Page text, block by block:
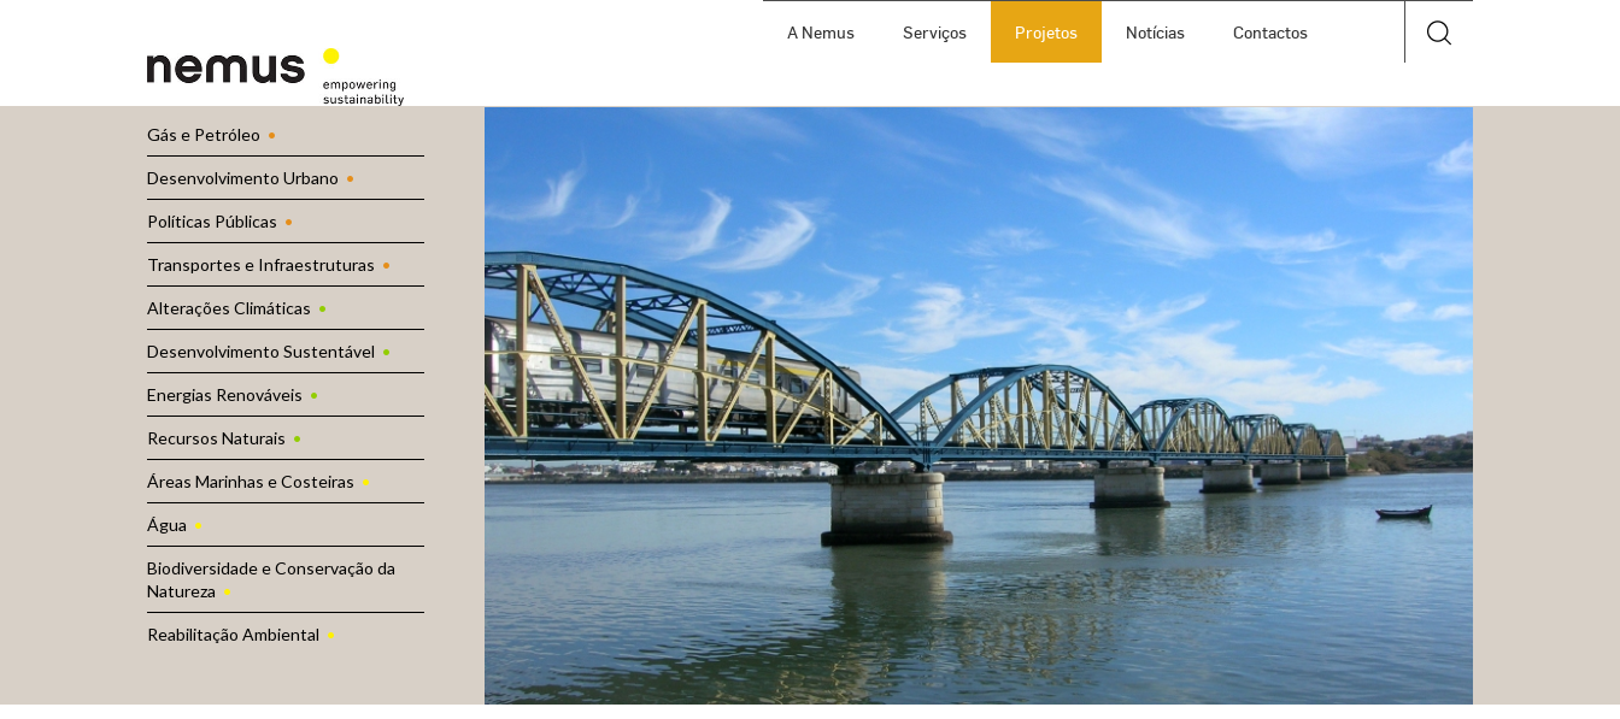
A Nemus Serviços Projetos Notícias Contactos
Gás e Petróleo
Desenvolvimento Urbano
Políticas Públicas
Transportes e Infraestruturas
Alterações Climáticas
Desenvolvimento Sustentável
Energias Renováveis
Recursos Naturais
Áreas Marinhas e Costeiras
Água
Biodiversidade e Conservação da
Natureza
Reabilitação Ambiental